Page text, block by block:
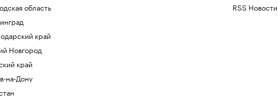
область
край
Новгород
край
на-Дону
RSS Новости